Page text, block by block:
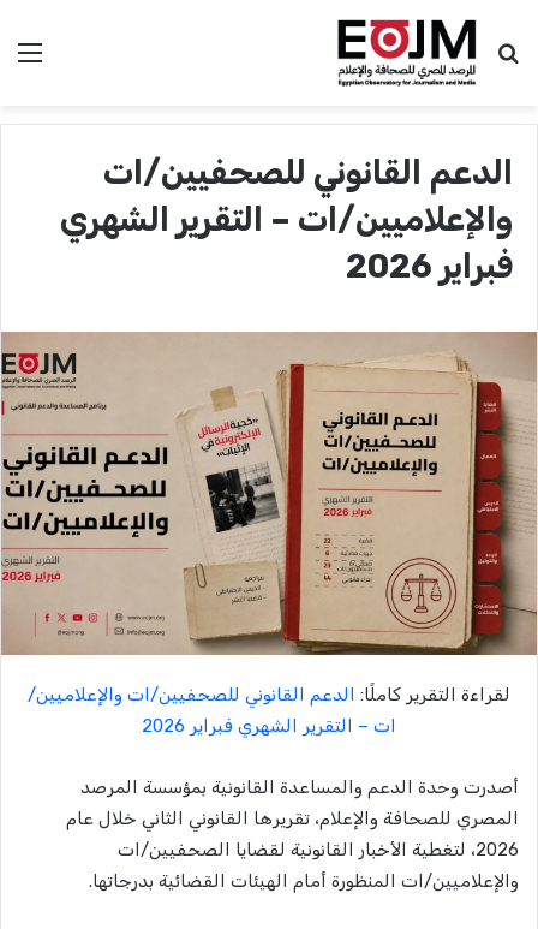
بحث عن
الدعم القانوني للصحفيين/ات
والإعلاميين/ات – التقرير الشهري
فبراير 2026
لقراءة التقرير كاملًا: الدعم القانوني للصحفيين/ات والإعلاميين/
ات – التقرير الشهري فبراير 2026
أصدرت وحدة الدعم والمساعدة القانونية بمؤسسة المرصد
المصري للصحافة والإعلام، تقريرها القانوني الثاني خلال عام
2026، لتغطية الأخبار القانونية لقضايا الصحفيين/ات
والإعلاميين/ات المنظورة أمام الهيئات القضائية بدرجاتها.